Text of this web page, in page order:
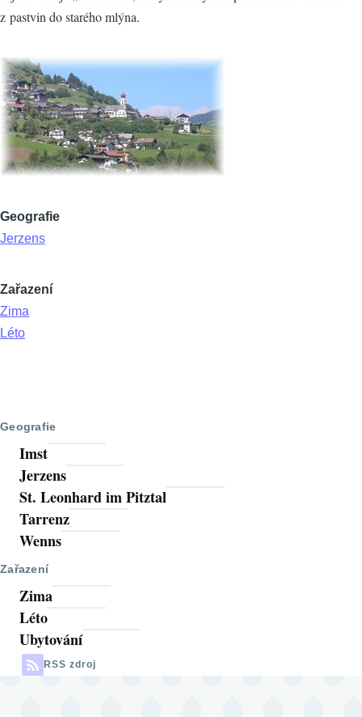
z pastvin do starého mlýna.
Geografie
Jerzens
Zařazení
Zima
Léto
Geografie
Imst
Jerzens
St. Leonhard im Pitztal
Tarrenz
Wenns
Zařazení
Zima
Léto
Ubytování
RSS zdroj